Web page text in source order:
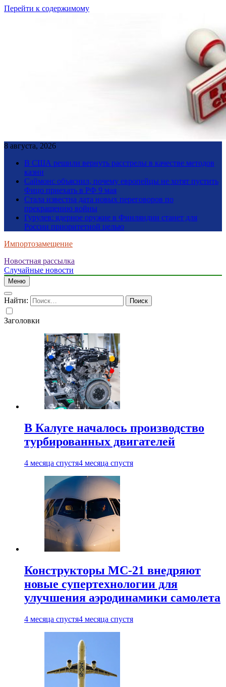
Перейти к содержимому
8 августа, 2026
В США решили вернуть расстрелы в качестве методов
казни
Саймонс объяснил, почему европейцы не хотят пустить
Фицо приехать в РФ 9 мая
Стала известна дата новых переговоров по
прекращению войны
Гурулев: ядерное оружие в Финляндии станет для
России приоритетной целью
Импортозамещение
Новостная рассылка
Случайные новости
Меню
Найти:
Заголовки
В Калуге началось производство
турбированных двигателей
4 месяца спустя4 месяца спустя
Конструкторы МС-21 внедряют
новые супертехнологии для
улучшения аэродинамики самолета
4 месяца спустя4 месяца спустя